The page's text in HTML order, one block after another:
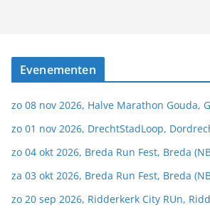
Evenementen
zo 08 nov 2026, Halve Marathon Gouda,
zo 01 nov 2026, DrechtStadLoop,
zo 04 okt 2026, Breda Run Fest, Breda
za 03 okt 2026, Breda Run Fest, Breda
zo 20 sep 2026, Ridderkerk City RUn,